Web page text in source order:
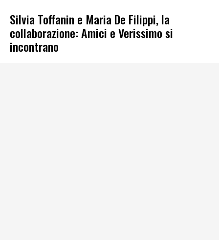
Silvia Toffanin e Maria De Filippi, la
collaborazione: Amici e Verissimo si
incontrano